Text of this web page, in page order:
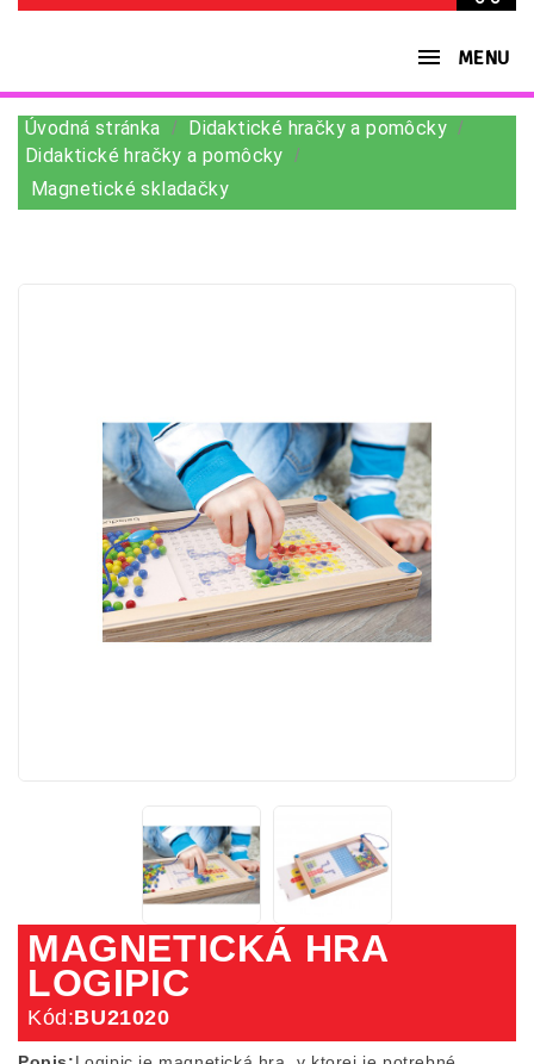
MENU
Úvodná stránka
Didaktické hračky a pomôcky
Didaktické hračky a pomôcky
Magnetické skladačky
MAGNETICKÁ HRA
LOGIPIC
Kód:BU21020